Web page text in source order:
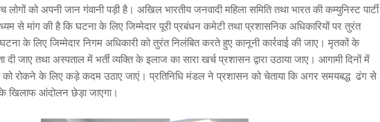
लोगों को अपनी जान गंवानी पड़ी है। अखिल भारतीय जनवादी महिला समिति तथा भारत की कम्युनिस्ट पार्टी
से मांग की है कि घटना के लिए जिम्मेदार पूरी प्रबंधन कमेटी तथा प्रशासनिक अधिकारियों पर तुरंत
के लिए जिम्मेदार निगम अधिकारी को तुरंत निलंबित करते हुए कानूनी कार्रवाई की जाए। मृतकों के
दी जाए तथा अस्पताल में भर्ती व्यक्ति के इलाज का सारा खर्च प्रशासन द्वारा उठाया जाए। आगामी दिनों में
को रोकने के लिए कड़े कदम उठाए जाएं। प्रतिनिधि मंडल ने प्रशासन को चेताया कि अगर समयबद्ध ढंग से
खिलाफ आंदोलन छेड़ा जाएगा।